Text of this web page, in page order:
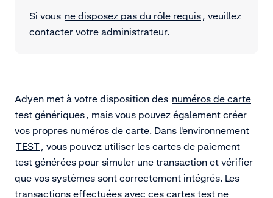
Si vous ne disposez pas du rôle requis, veuillez
contacter votre administrateur.
Adyen met à votre disposition des numéros de carte
test génériques, mais vous pouvez également créer
vos propres numéros de carte. Dans l'environnement
TEST, vous pouvez utiliser les cartes de paiement
test générées pour simuler une transaction et vérifier
que vos systèmes sont correctement intégrés. Les
transactions effectuées avec ces cartes test ne